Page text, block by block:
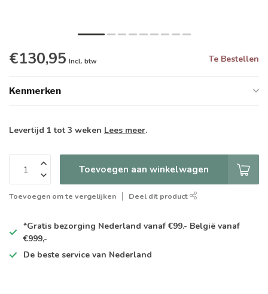
€130,95 Incl. btw Te Bestellen
Kenmerken
Levertijd 1 tot 3 weken Lees meer.
Toevoegen aan winkelwagen
Toevoegen om te vergelijken Deel dit product
*Gratis bezorging Nederland vanaf €99.- België vanaf
€999,-
De beste service van Nederland